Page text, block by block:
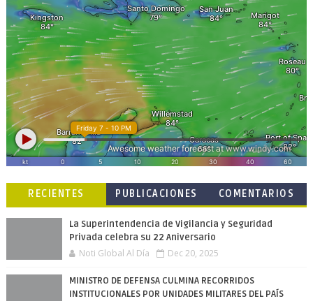
RECIENTES
PUBLICACIONES
COMENTARIOS
La Superintendencia de Vigilancia y Seguridad
Privada celebra su 22 Aniversario
Noti Global Al Día Dec 20, 2025
MINISTRO DE DEFENSA CULMINA RECORRIDOS
INSTITUCIONALES POR UNIDADES MILITARES DEL PAÍS